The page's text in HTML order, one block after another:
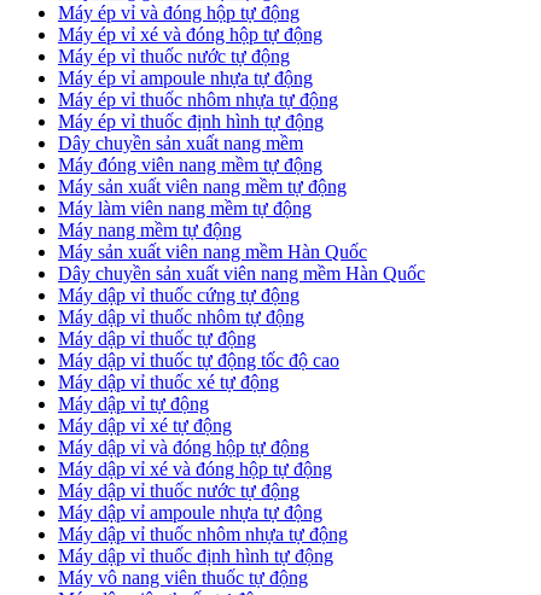
​Máy ép vỉ và đóng hộp tự động
​Máy ép vỉ xé và đóng hộp tự động
​Máy ép vỉ thuốc nước tự động
​Máy ép vỉ ampoule nhựa tự động
Máy ép vỉ thuốc nhôm nhựa tự động
​Máy ép vỉ thuốc định hình tự động
​Dây chuyền sản xuất nang mềm
Máy đóng viên nang mềm tự động
​Máy sản xuất viên nang mềm tự động
Máy làm viên nang mềm tự động
Máy nang mềm tự động
​Máy sản xuất viên nang mềm Hàn Quốc
​Dây chuyền sản xuất viên nang mềm Hàn Quốc
Máy dập vỉ thuốc cứng tự động
Máy dập vỉ thuốc nhôm tự động
Máy dập vỉ thuốc tự động​
​Máy dập vỉ thuốc tự động tốc độ cao
Máy dập vỉ thuốc xé tự động
​Máy dập vỉ tự động
​Máy dập vỉ xé tự động
​Máy dập vỉ và đóng hộp tự động
​Máy dập vỉ xé và đóng hộp tự động
​Máy dập vỉ thuốc nước tự động
Máy dập vỉ ampoule nhựa tự động
Máy dập vỉ thuốc nhôm nhựa tự động
Máy dập vỉ thuốc định hình tự động
Máy vô nang viên thuốc tự động